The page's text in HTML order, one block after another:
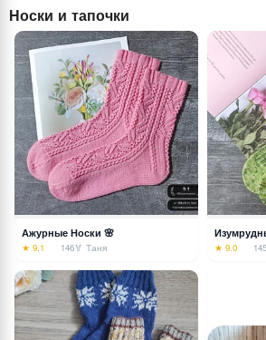
Носки и тапочки
Ажурные Носки 🌸
★ 9.1 146🏅 Таня ★ 9.0 145